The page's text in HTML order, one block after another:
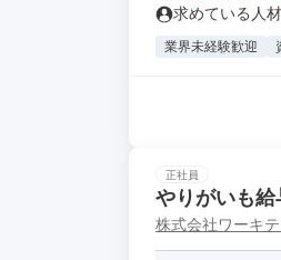
求めている人
業界未経験歓迎
正社員
やりがいも
株式会社ワーキテ